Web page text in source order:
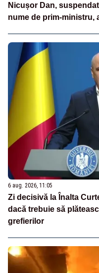
Nicușor Dan,
nume de prim-ministru,
6 aug. 2026, 11:05
Zi decisivă la Înalta
dacă trebuie să
grefierilor